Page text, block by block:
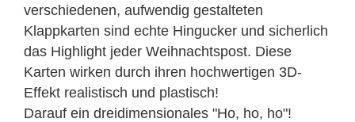
verschiedenen, aufwendig gestalteten
Klappkarten sind echte Hingucker und sicherlich
das Highlight jeder Weihnachtspost. Diese
Karten wirken durch ihren hochwertigen 3D-
Effekt realistisch und plastisch!
Darauf ein dreidimensionales "Ho, ho, ho"!